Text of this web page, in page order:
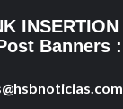
INSERTION
Banners :